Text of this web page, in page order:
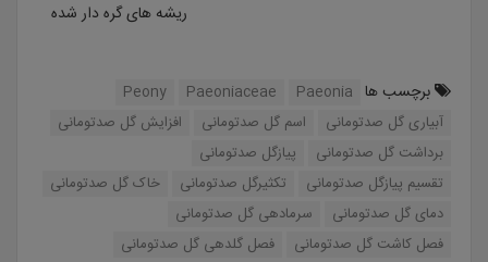
ریشه های گره دار شده
برچسب ها Paeonia
Paeoniaceae
Peony
آبیاری گل صدتومانی
اسم گل صدتومانی
افزایش گل صدتومانی
برداشت گل صدتومانی
پیازگل صدتومانی
تقسیم پیازگل صدتومانی
تکثیرگل صدتومانی
خاک گل صدتومانی
دمای گل صدتومانی
سرمادهی گل صدتومانی
فصل کاشت گل صدتومانی
فصل گلدهی گل صدتومانی